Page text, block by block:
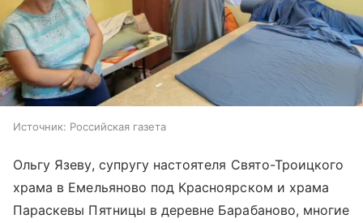
Источник: Российская газета
Ольгу Язеву, супругу настоятеля Свято-Троицкого
храма в Емельяново под Красноярском и храма
Параскевы Пятницы в деревне Барабаново, многие